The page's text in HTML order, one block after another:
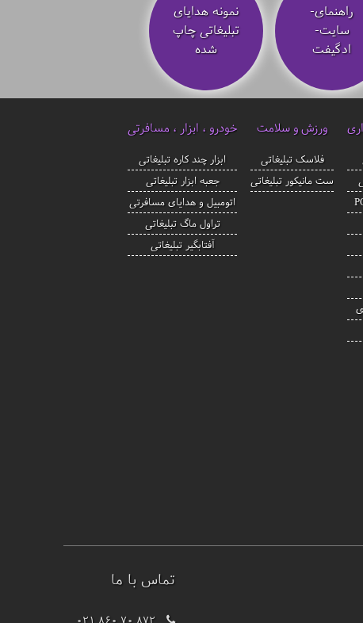
راهنمای-
سایت-
ادگیفت
نمونه هدایای
تبلیغاتی چاپ
شده
ورزش و سلامت
فلاسک تبلیغاتی
ست مانیکور تبلیغاتی
خودرو ، ابزار ، مسافرتی
ابزار چند کاره تبلیغاتی
جعبه ابزار تبلیغاتی
اتومبیل و هدایای مسافرتی
تراول ماگ تبلیغاتی
آفتابگیر تبلیغاتی
تماس با ما